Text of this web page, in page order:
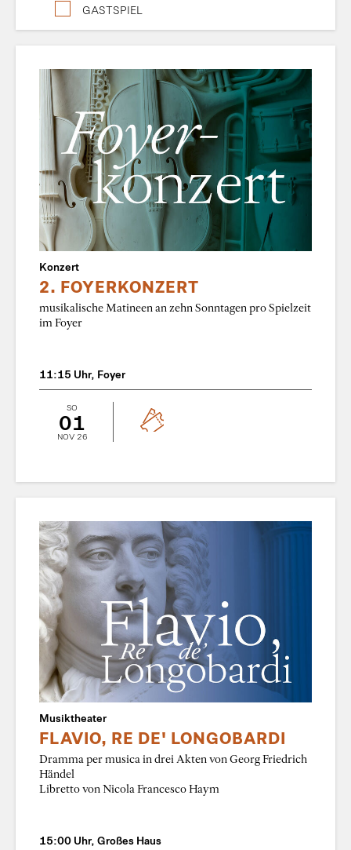
GASTSPIEL
Konzert
2. FOYERKONZERT
musikalische Matineen an zehn Sonntagen pro Spielzeit
im Foyer
11:15 Uhr, Foyer
SO
01
NOV 26
Musiktheater
FLAVIO, RE DE' LONGOBARDI
Dramma per musica in drei Akten von Georg Friedrich
Händel
Libretto von Nicola Francesco Haym
15:00 Uhr, Großes Haus